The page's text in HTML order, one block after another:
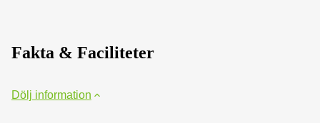
Fakta & Faciliteter
Dölj information